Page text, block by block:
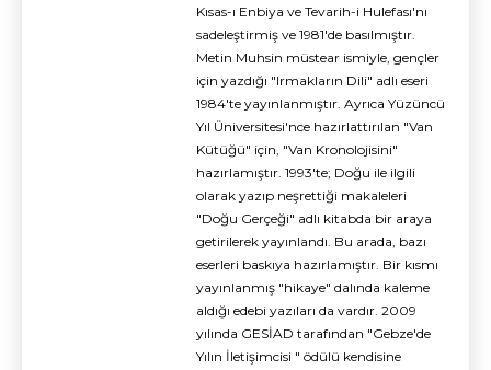
Kısas-ı Enbiya ve Tevarih-i Hulefası'nı
sadeleştirmiş ve 1981'de basılmıştır.
Metin Muhsin müstear ismiyle, gençler
için yazdığı "Irmakların Dili" adlı eseri
1984'te yayınlanmıştır. Ayrıca Yüzüncü
Yıl Üniversitesi'nce hazırlattırılan "Van
Kütüğü" için, "Van Kronolojisini"
hazırlamıştır. 1993'te; Doğu ile ilgili
olarak yazıp neşrettiği makaleleri
"Doğu Gerçeği" adlı kitabda bir araya
getirilerek yayınlandı. Bu arada, bazı
eserleri baskıya hazırlamıştır. Bir kısmı
yayınlanmış "hikaye" dalında kaleme
aldığı edebi yazıları da vardır. 2009
yılında GESİAD tarafından "Gebze'de
Yılın İletişimcisi " ödülü kendisine